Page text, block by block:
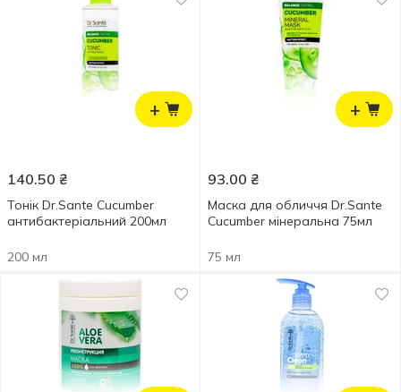
+
140.50 ₴
Тонік Dr.Sante Cucumber
антибактеріальний 200мл
200 мл
+
93.00 ₴
Маска для обличчя Dr.Sante
Cucumber мінеральна 75мл
75 мл